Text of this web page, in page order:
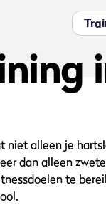
niet alleen je
dan alleen
te